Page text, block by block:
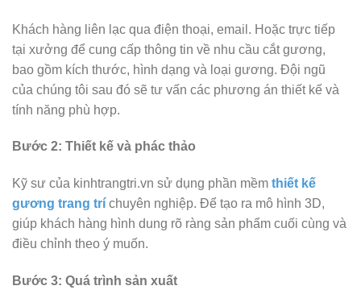
Khách hàng liên lạc qua điện thoại, email. Hoặc trực tiếp
tại xưởng để cung cấp thông tin về nhu cầu cắt gương,
bao gồm kích thước, hình dạng và loại gương. Đội ngũ
của chúng tôi sau đó sẽ tư vấn các phương án thiết kế và
tính năng phù hợp.
Bước 2: Thiết kế và phác thảo
Kỹ sư của kinhtrangtri.vn sử dụng phần mềm thiết kế
gương trang trí chuyên nghiệp. Để tạo ra mô hình 3D,
giúp khách hàng hình dung rõ ràng sản phẩm cuối cùng và
điều chỉnh theo ý muốn.
Bước 3: Quá trình sản xuất